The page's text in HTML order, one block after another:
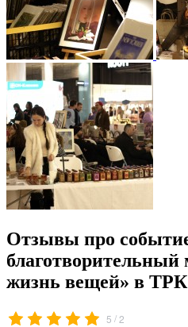
Отзывы про
благотворительный
жизнь вещей» в ТРК
5 /2